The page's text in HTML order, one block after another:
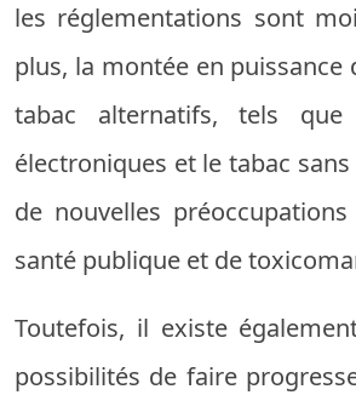
les réglementations sont
plus, la montée en puissance
tabac alternatifs, tels que
électroniques et le tabac
de nouvelles
santé publique et de
Toutefois, il existe
possibilités de faire